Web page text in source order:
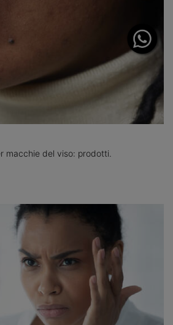
macchie del viso: prodotti.